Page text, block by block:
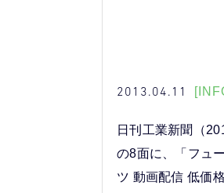
2013.04.11
日刊工業新聞（
の8面に、「フュ
ツ 動画配信 低価